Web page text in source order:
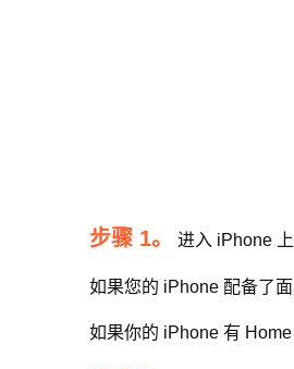
步骤 1。 进入 iPhone
如果您的 iPhone 配备了
如果你的 iPhone 有